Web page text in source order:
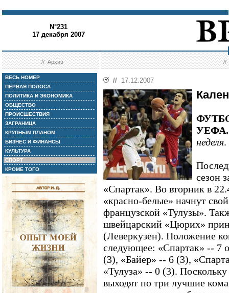
N°231
17 декабря 2007
//Архив //
ВЕСЬ НОМЕР
ПЕРВАЯ ПОЛОСА
ПОЛИТИКА И ЭКОНОМИКА
ОБЩЕСТВО
ПРОИСШЕСТВИЯ
ЗАГРАНИЦА
КРУПНЫМ ПЛАНОМ
БИЗНЕС И ФИНАНСЫ
КУЛЬТУРА
СПОРТ
КРОМЕ ТОГО
// 17.12.2007
УЕФА.
неделя.
сезон
«Спартак». Во вторник в
«красно-белые» начнут
французской «Тулузы».
швейцарский «Цюрих»
(Леверкузен). Положение
следующее: «Спартак» -- 7
(3), «Байер» -- 6 (3),
«Тулуза» -- 0 (3).
выходят по три лучшие